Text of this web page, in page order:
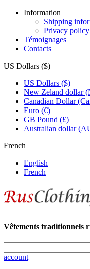
Information
Shipping
Privacy policy
Témoignages
Contacts
US Dollars ($)
US Dollars ($)
New Zeland dollar
Canadian Dollar
Euro (€)
GB Pound (£)
Australian dollar
French
English
French
Vêtements traditionnels
account